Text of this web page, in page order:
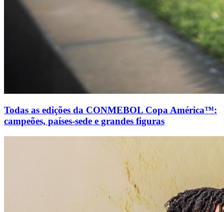
Todas as edições da CONMEBOL Copa América™:
campeões, países-sede e grandes figuras